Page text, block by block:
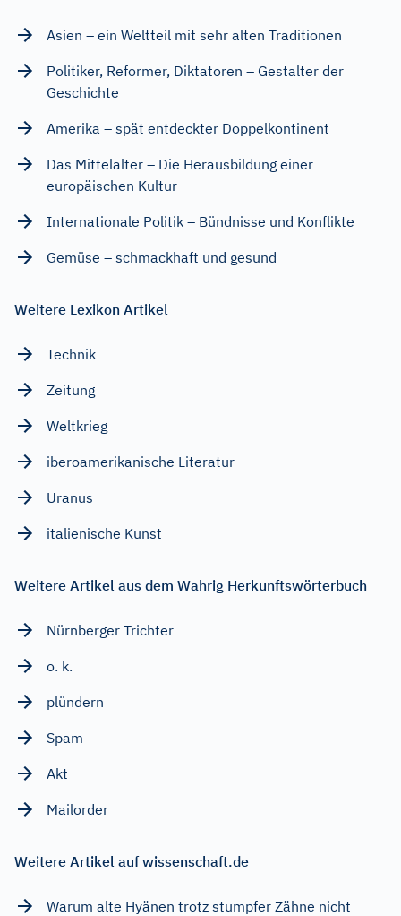
Asien – ein Weltteil mit sehr alten Traditionen
Politiker, Reformer, Diktatoren – Gestalter der
Geschichte
Amerika – spät entdeckter Doppelkontinent
Das Mittelalter – Die Herausbildung einer
europäischen Kultur
Internationale Politik – Bündnisse und Konflikte
Gemüse – schmackhaft und gesund
Weitere Lexikon Artikel
Technik
Zeitung
Weltkrieg
iberoamerikanische Literatur
Uranus
italienische Kunst
Weitere Artikel aus dem Wahrig Herkunftswörterbuch
Nürnberger Trichter
o. k.
plündern
Spam
Akt
Mailorder
Weitere Artikel auf wissenschaft.de
Warum alte Hyänen trotz stumpfer Zähne nicht